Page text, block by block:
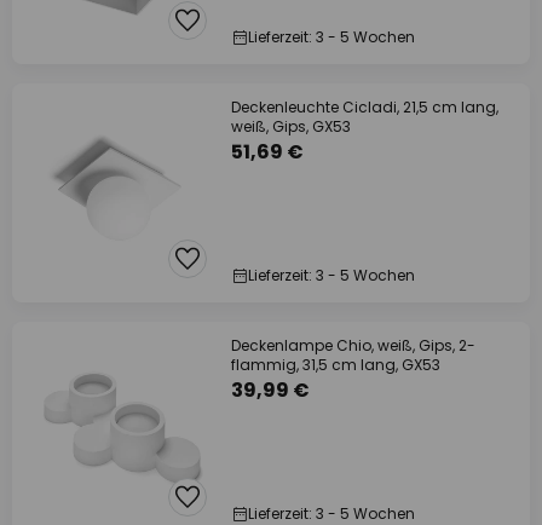
Lieferzeit: 3 - 5 Wochen
Deckenleuchte Cicladi, 21,5 cm lang,
weiß, Gips, GX53
51,69 €
Lieferzeit: 3 - 5 Wochen
Deckenlampe Chio, weiß, Gips, 2-
flammig, 31,5 cm lang, GX53
39,99 €
Lieferzeit: 3 - 5 Wochen